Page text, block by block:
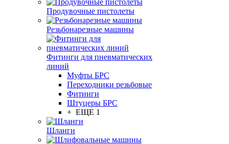
Продувочные пистолеты
Резьбонарезные машины
Фитинги для пневматических
линий
Муфты БРС
Переходники резьбовые
Фитинги
Штуцеры БРС
+ ЕЩЕ 1
Шланги